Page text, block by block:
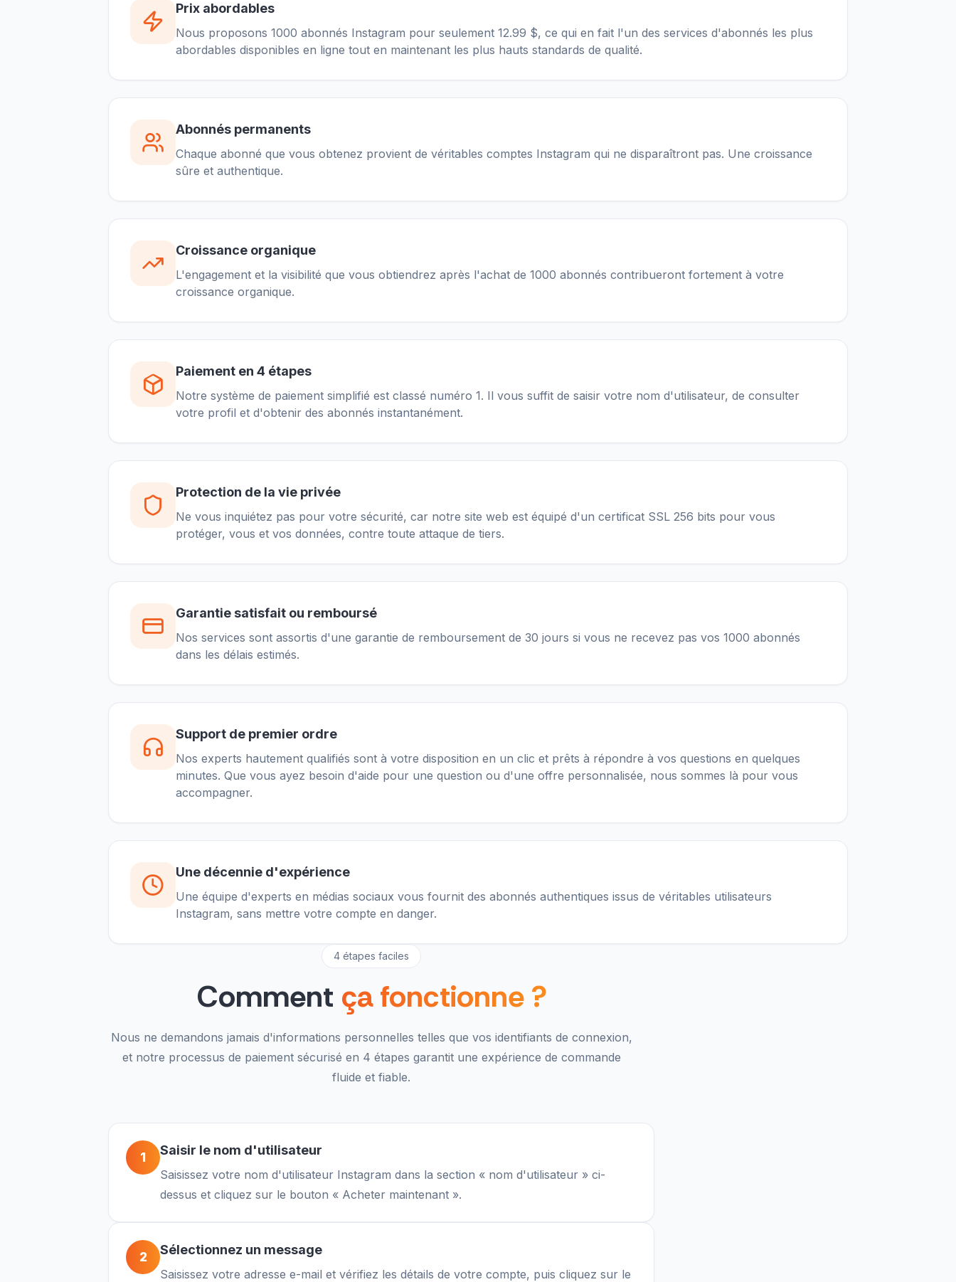
Prix abordables
Nous proposons 1000 abonnés Instagram pour seulement 12.99 $, ce qui en fait l'un des services d'abonnés les plus
abordables disponibles en ligne tout en maintenant les plus hauts standards de qualité.
Abonnés permanents
Chaque abonné que vous obtenez provient de véritables comptes Instagram qui ne disparaîtront pas. Une croissance
sûre et authentique.
Croissance organique
L'engagement et la visibilité que vous obtiendrez après l'achat de 1000 abonnés contribueront fortement à votre
croissance organique.
Paiement en 4 étapes
Notre système de paiement simplifié est classé numéro 1. Il vous suffit de saisir votre nom d'utilisateur, de consulter
votre profil et d'obtenir des abonnés instantanément.
Protection de la vie privée
Ne vous inquiétez pas pour votre sécurité, car notre site web est équipé d'un certificat SSL 256 bits pour vous
protéger, vous et vos données, contre toute attaque de tiers.
Garantie satisfait ou remboursé
Nos services sont assortis d'une garantie de remboursement de 30 jours si vous ne recevez pas vos 1000 abonnés
dans les délais estimés.
Support de premier ordre
Nos experts hautement qualifiés sont à votre disposition en un clic et prêts à répondre à vos questions en quelques
minutes. Que vous ayez besoin d'aide pour une question ou d'une offre personnalisée, nous sommes là pour vous
accompagner.
Une décennie d'expérience
Une équipe d'experts en médias sociaux vous fournit des abonnés authentiques issus de véritables utilisateurs
Instagram, sans mettre votre compte en danger.
4 étapes faciles
Comment ça fonctionne ?
Nous ne demandons jamais d'informations personnelles telles que vos identifiants de connexion,
et notre processus de paiement sécurisé en 4 étapes garantit une expérience de commande
fluide et fiable.
1 Saisir le nom d'utilisateur
Saisissez votre nom d'utilisateur Instagram dans la section « nom d'utilisateur » ci-
dessus et cliquez sur le bouton « Acheter maintenant ».
2 Sélectionnez un message
Saisissez votre adresse e-mail et vérifiez les détails de votre compte, puis cliquez sur le